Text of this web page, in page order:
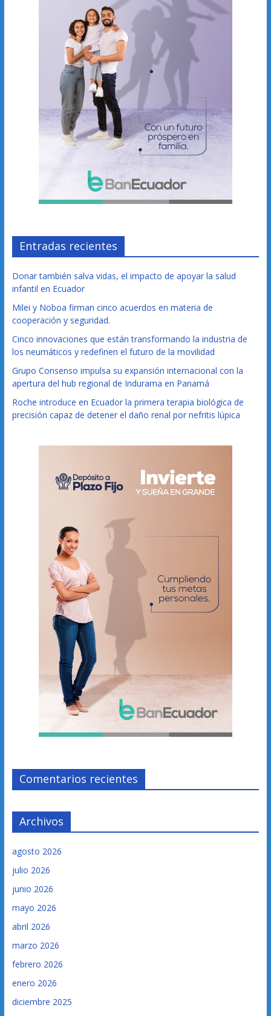
Entradas recientes
Donar también salva vidas, el impacto de apoyar la salud
infantil en Ecuador
Milei y Noboa firman cinco acuerdos en materia de
cooperación y seguridad.
Cinco innovaciones que están transformando la industria de
los neumáticos y redefinen el futuro de la movilidad
Grupo Consenso impulsa su expansión internacional con la
apertura del hub regional de Indurama en Panamá
Roche introduce en Ecuador la primera terapia biológica de
precisión capaz de detener el daño renal por nefritis lúpica
Comentarios recientes
Archivos
agosto 2026
julio 2026
junio 2026
mayo 2026
abril 2026
marzo 2026
febrero 2026
enero 2026
diciembre 2025